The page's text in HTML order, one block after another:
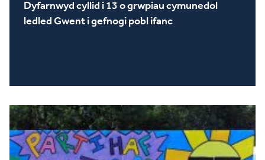
Dyfarnwyd cyllid i 13 o grwpiau cymunedol
ledled Gwent i gefnogi pobl ifanc